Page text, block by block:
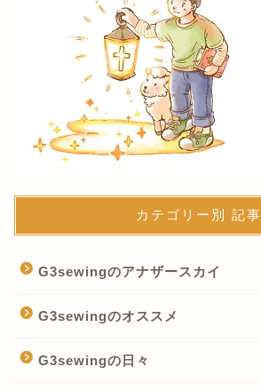
カテゴリー別 記事
G3sewingのアナザースカイ
G3sewingのオススメ
G3sewingの日々